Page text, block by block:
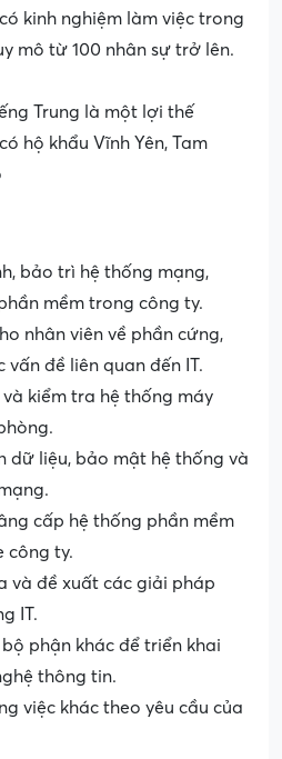
kinh nghiệm làm việc trong
mô từ 100 nhân sự trở lên.
Trung là một lợi thế
hộ khẩu Vĩnh Yên, Tam
bảo trì hệ thống mạng,
mềm trong công ty.
nhân viên về phần cứng,
vấn đề liên quan đến IT.
kiểm tra hệ thống máy
dữ liệu, bảo mật hệ thống và
cấp hệ thống phần mềm
công ty.
và đề xuất các giải pháp
IT.
phận khác để triển khai
thông tin.
việc khác theo yêu cầu của